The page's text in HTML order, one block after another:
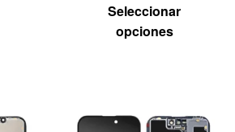
Seleccionar
opciones